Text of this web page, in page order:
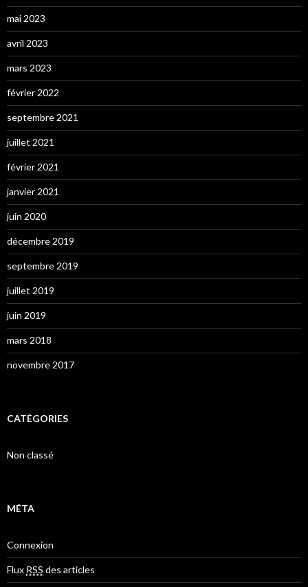
mai 2023
avril 2023
mars 2023
février 2022
septembre 2021
juillet 2021
février 2021
janvier 2021
juin 2020
décembre 2019
septembre 2019
juillet 2019
juin 2019
mars 2018
novembre 2017
CATÉGORIES
Non classé
MÉTA
Connexion
Flux RSS des articles